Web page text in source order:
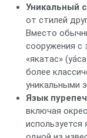
Уникальный
от стилей
Вместо
сооружения с
«якатас»
более
уникальными
Язык
включая
используется